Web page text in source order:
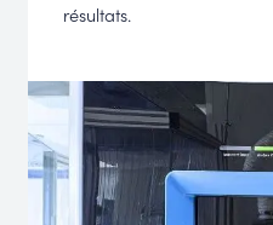
résultats.